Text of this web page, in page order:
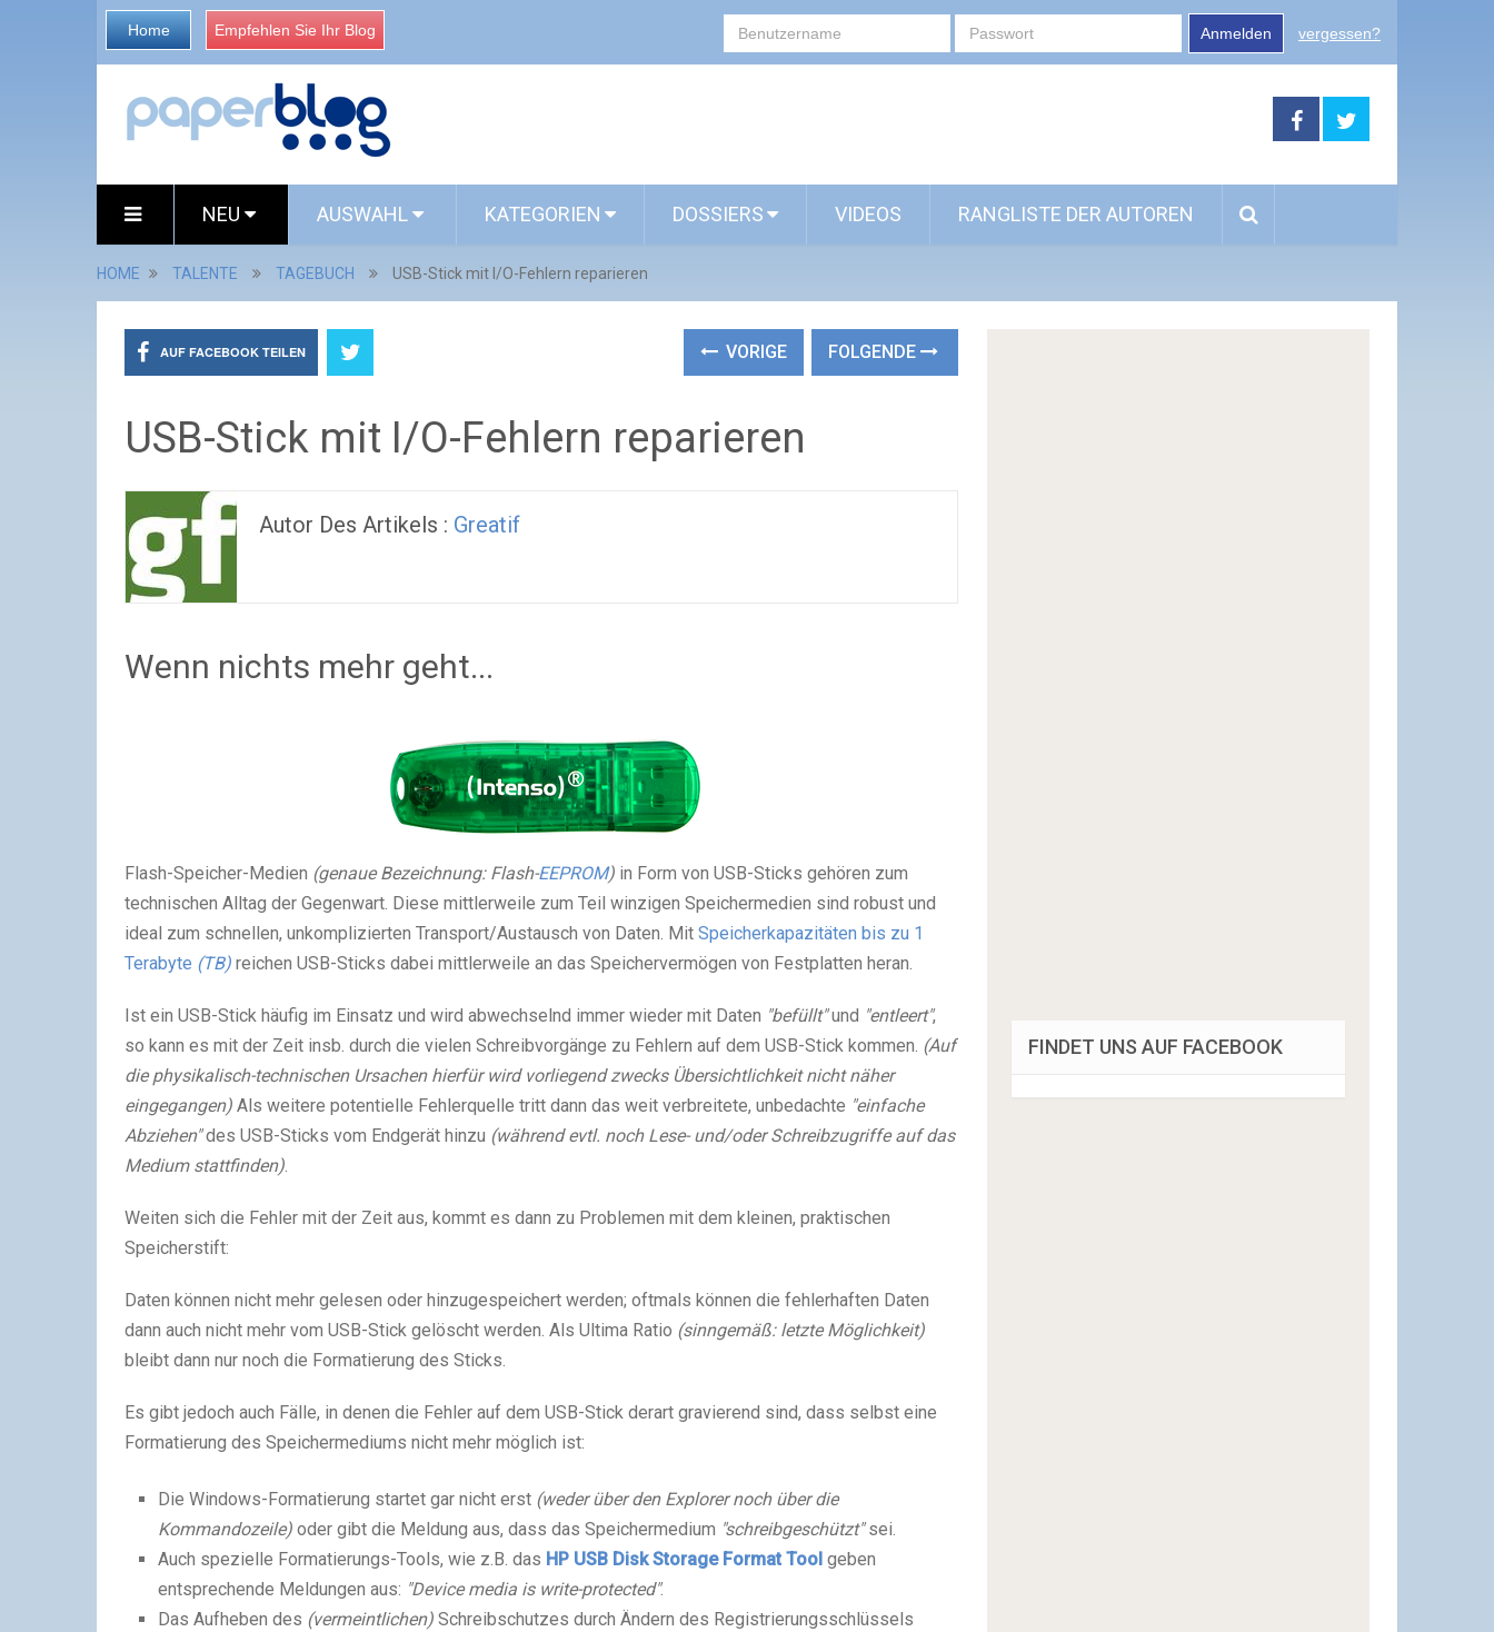
Home Empfehlen Sie Ihr Blog Anmelden vergessen?
NEU AUSWAHL KATEGORIEN DOSSIERS VIDEOS RANGLISTE DER AUTOREN
HOME TALENTE TAGEBUCH USB-Stick mit I/O-Fehlern reparieren
AUF FACEBOOK TEILEN VORIGE FOLGENDE
USB-Stick mit I/O-Fehlern reparieren
Autor Des Artikels : Greatif
Wenn nichts mehr geht...
Flash-Speicher-Medien (genaue Bezeichnung: Flash-EEPROM) in Form von USB-Sticks gehören zum
technischen Alltag der Gegenwart. Diese mittlerweile zum Teil winzigen Speichermedien sind robust und
ideal zum schnellen, unkomplizierten Transport/Austausch von Daten. Mit Speicherkapazitäten bis zu 1
Terabyte (TB) reichen USB-Sticks dabei mittlerweile an das Speichervermögen von Festplatten heran.
Ist ein USB-Stick häufig im Einsatz und wird abwechselnd immer wieder mit Daten "befüllt"und "entleert",
so kann es mit der Zeit insb. durch die vielen Schreibvorgänge zu Fehlern auf dem USB-Stick kommen. (Auf
die physikalisch-technischen Ursachen hierfür wird vorliegend zwecks Übersichtlichkeit nicht näher
eingegangen) Als weitere potentielle Fehlerquelle tritt dann das weit verbreitete, unbedachte "einfache
Abziehen"des USB-Sticks vom Endgerät hinzu (während evtl. noch Lese- und/oder Schreibzugriffe auf das
Medium stattfinden)
Weiten sich die Fehler mit der Zeit aus, kommt es dann zu Problemen mit dem kleinen, praktischen
Speicherstift:
Daten können nicht mehr gelesen oder hinzugespeichert werden; oftmals können die fehlerhaften Daten
dann auch nicht mehr vom USB-Stick gelöscht werden. Als Ultima Ratio (sinngemäß: letzte Möglichkeit)
bleibt dann nur noch die Formatierung des Sticks.
Es gibt jedoch auch Fälle, in denen die Fehler auf dem USB-Stick derart gravierend sind, dass selbst eine
Formatierung des Speichermediums nicht mehr möglich ist:
Die Windows-Formatierung startet gar nicht erst (weder über den Explorer noch über die
Kommandozeile) oder gibt die Meldung aus, dass das Speichermedium "schreibgeschützt"sei.
Auch spezielle Formatierungs-Tools, wie z.B. das HP USB Disk Storage Format Tool geben
entsprechende Meldungen aus: "Device media is write-protected".
Das Aufheben des (vermeintlichen) Schreibschutzes durch Ändern des Registrierungsschlüssels
FINDET UNS AUF FACEBOOK